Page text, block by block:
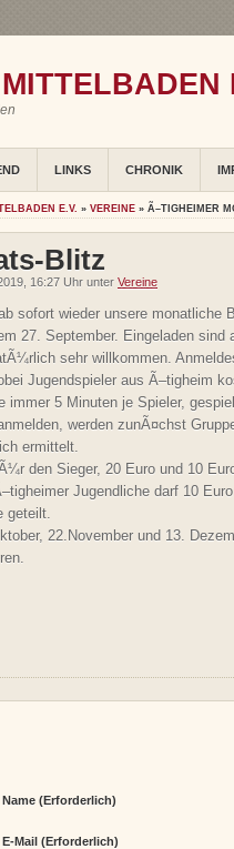
LINKS CHRONIK
E.V. » VEREINE » Ã–TIGHEIMER
Blitz
16:27 Uhr unter Vereine
sofort wieder unsere monatliche
27. September. Eingeladen sind
sehr willkommen.
Jugendspieler aus Ã–tigheim
5 Minuten je Spieler,
werden zunÃ¤chst
ermittelt.
den Sieger, 20 Euro und 10
Jugendliche darf 10
geteilt.
22.November und 13.
Name (erforderlich)
E-Mail (erforderlich)